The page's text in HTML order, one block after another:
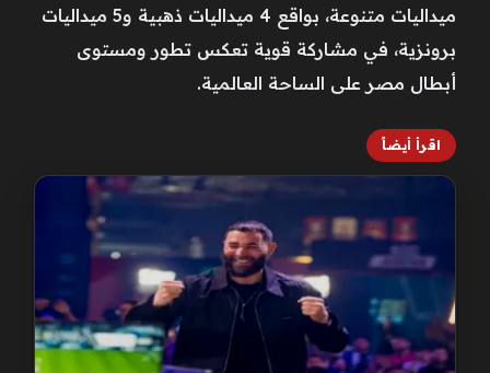
ميداليات متنوعة، بواقع 4 ميداليات ذهبية و5 ميداليات
برونزية، في مشاركة قوية تعكس تطور ومستوى
أبطال مصر على الساحة العالمية.
اقرأ أيضاً